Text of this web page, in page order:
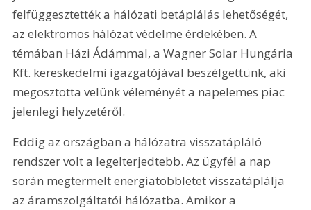
felfüggesztették a hálózati betáplálás lehetőségét,
az elektromos hálózat védelme érdekében. A
témában Házi Ádámmal, a Wagner Solar Hungária
Kft. kereskedelmi igazgatójával beszélgettünk, aki
megosztotta velünk véleményét a napelemes piac
jelenlegi helyzetéről.
Eddig az országban a hálózatra visszatápláló
rendszer volt a legelterjedtebb. Az ügyfél a nap
során megtermelt energiatöbbletet visszatáplálja
az áramszolgáltatói hálózatba. Amikor a